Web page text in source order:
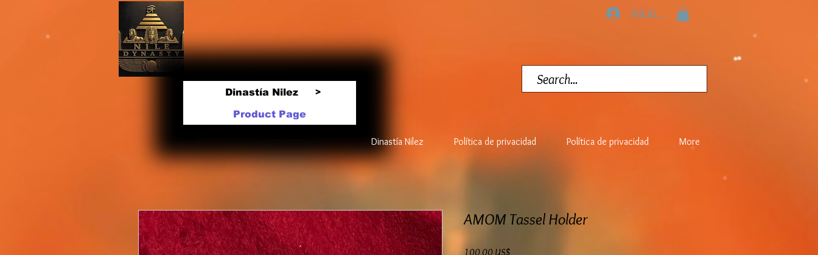
Dinastía Nilez >
Product Page
Iniciar sesión
Dinastía Nilez Política de privacidad Política de privacidad More
AMOM Tassel Holder
100,00 US$